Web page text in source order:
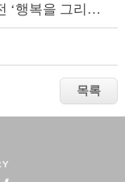
대구 민화 연구소 회원전 ‘행복을 그리는 민화’